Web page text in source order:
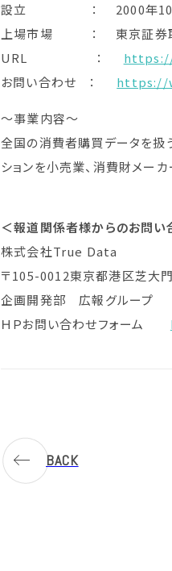
設立 ： 2000年10
上場市場 ： 東京証券取引
URL ：
お問い合わせ ： https://
～事業内容～
全国の消費者購買データを扱
ションを小売業、消費財メー
＜報道関係者様からのお問い
株式会社True Data
〒105-0012東京都港区芝大
企画開発部 広報グループ
ＨＰお問い合わせフォーム
BACK